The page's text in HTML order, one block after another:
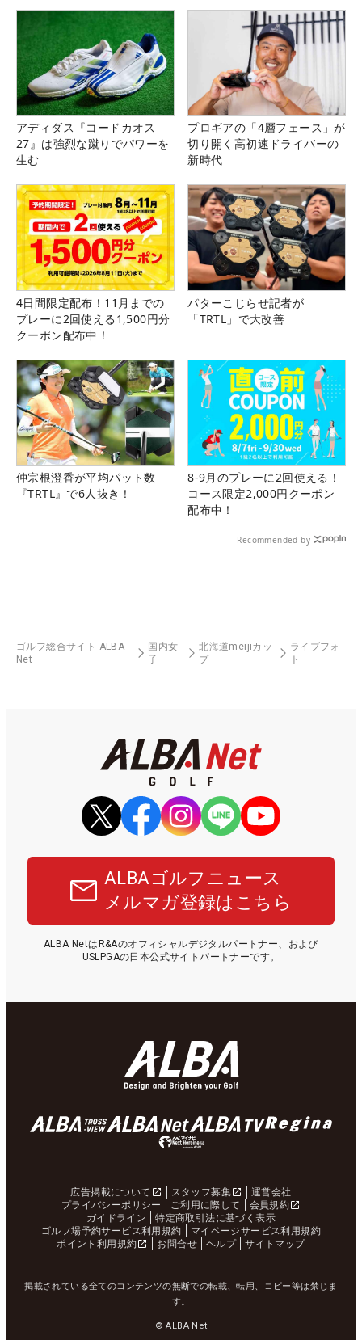
アディダス『コードカオス
27』は強烈な蹴りでパワーを
生む
プロギアの「4層フェース」が
切り開く高初速ドライバーの
新時代
4日間限定配布！11月までの
プレーに2回使える1,500円分
クーポン配布中！
パターこじらせ記者が
「TRTL」で大改善
仲宗根澄香が平均パット数
『TRTL』で6人抜き！
8-9月のプレーに2回使える！
コース限定2,000円クーポン
配布中！
Recommended by
ゴルフ総合サイト ALBA
Net
国内女
子
北海道meijiカッ
プ
ライブフォ
ト
ALBAゴルフニュース
メルマガ登録はこちら
ALBA NetはR&Aのオフィシャルデジタルパートナー、および
USLPGAの日本公式サイトパートナーです。
広告掲載について スタッフ募集
運営会社
プライバシーポリシー
ご利用に際して
会員規約
ガイドライン
特定商取引法に基づく表示
ゴルフ場予約サービス利用規約
マイページサービス利用規約
ポイント利用規約
お問合せ ヘルプ サイトマップ
掲載されている全てのコンテンツの無断での転載、転用、コピー等は禁じま
す。
© ALBA Net